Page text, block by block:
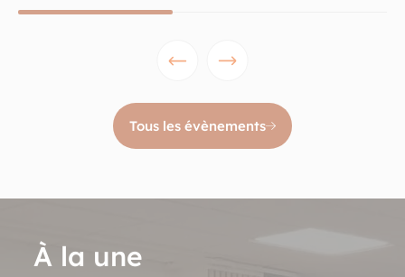
Lire plus
Tous les évènements
À la une